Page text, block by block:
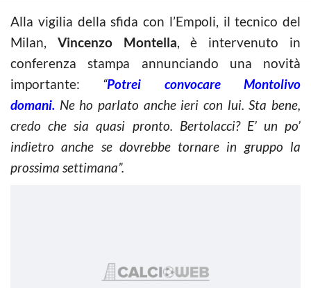
Alla vigilia della sfida con l’Empoli, il tecnico del
Milan, Vincenzo Montella, è intervenuto in
conferenza stampa annunciando una novità
importante: “Potrei convocare Montolivo
domani. Ne ho parlato anche ieri con lui. Sta bene,
credo che sia quasi pronto. Bertolacci? E’ un po’
indietro anche se dovrebbe tornare in gruppo la
prossima settimana”.